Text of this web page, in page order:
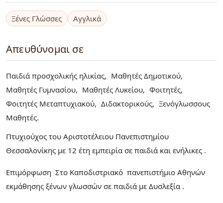
Ξένες Γλώσσες Αγγλικά
Απευθύνομαι σε
Παιδιά προσχολικής ηλικίας
Μαθητές Δημοτικού
Μαθητές Γυμνασίου
Μαθητές Λυκείου
Φοιτητές
Φοιτητές Μεταπτυχιακού
Διδακτορικούς
Ξενόγλωσσους
Μαθητές
Πτυχιούχος του Αριστοτέλειου Πανεπιστημίου
Θεσσαλονίκης με 12 έτη εμπειρία σε παιδιά και ενήλικες .
Επιμόρφωση Στο Καποδιστριακό πανεπιστήμιο Αθηνών
εκμάθησης ξένων γλωσσών σε παιδιά με Δυσλεξία .